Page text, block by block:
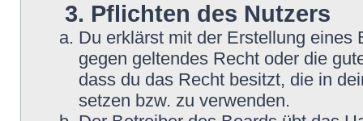
3. Pflichten des Nutzers
Du erklärst mit der Erstellung eines
gegen geltendes Recht oder die
dass du das Recht besitzt, die in
setzen bzw. zu verwenden.